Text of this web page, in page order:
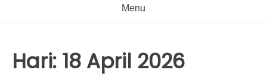
Menu
Hari: 18 April 2026